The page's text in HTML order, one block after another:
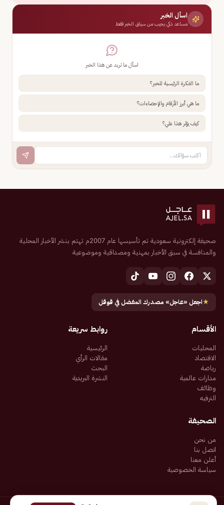
اسأل الخبر
مساعد ذكي يجيب من سياق الخبر فقط
اسأل ما تريد عن هذا الخبر
ما الفكرة الرئيسية للخبر؟
ما هي أبرز الأرقام والإحصاءات؟
كيف يؤثر هذا علي؟
صحيفة إلكترونية سعودية تم تأسيسها عام 2007م تهتم بنشر الأخبار المحلية
والمنافسة في سبق الأخبار بمهنية ومصداقية وموضوعية
★اجعل «عاجل» مصدرك المفضل في قوقل
الأقسام
المحليات
الاقتصاد
رياضة
مدارات عالمية
وظائف
الترفيه
روابط سريعة
الرئيسية
مقالات الرأي
البحث
النشرة البريدية
الصحيفة
من نحن
اتصل بنا
أعلن معنا
سياسة الخصوصية